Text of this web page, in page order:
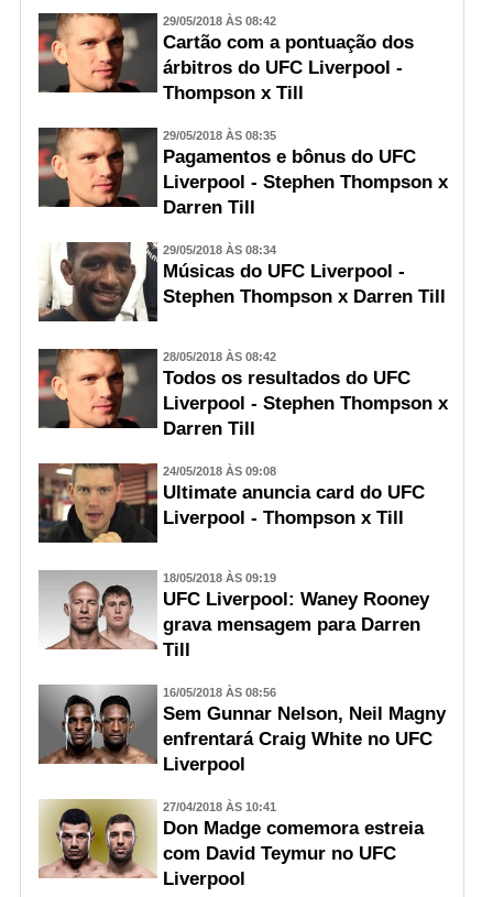
29/05/2018 ÀS 08:42
Cartão com a pontuação dos
árbitros do UFC Liverpool -
Thompson x Till
29/05/2018 ÀS 08:35
Pagamentos e bônus do UFC
Liverpool - Stephen Thompson x
Darren Till
29/05/2018 ÀS 08:34
Músicas do UFC Liverpool -
Stephen Thompson x Darren Till
28/05/2018 ÀS 08:42
Todos os resultados do UFC
Liverpool - Stephen Thompson x
Darren Till
24/05/2018 ÀS 09:08
Ultimate anuncia card do UFC
Liverpool - Thompson x Till
18/05/2018 ÀS 09:19
UFC Liverpool: Waney Rooney
grava mensagem para Darren
Till
16/05/2018 ÀS 08:56
Sem Gunnar Nelson, Neil Magny
enfrentará Craig White no UFC
Liverpool
27/04/2018 ÀS 10:41
Don Madge comemora estreia
com David Teymur no UFC
Liverpool